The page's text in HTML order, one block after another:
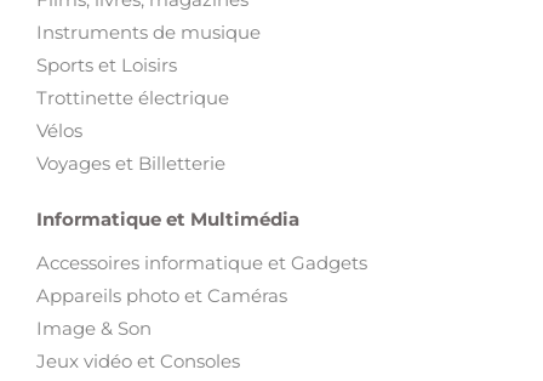
Instruments de musique
Sports et Loisirs
Trottinette électrique
Vélos
Voyages et Billetterie
Informatique et Multimédia
Accessoires informatique et Gadgets
Appareils photo et Caméras
Image & Son
Jeux vidéo et Consoles